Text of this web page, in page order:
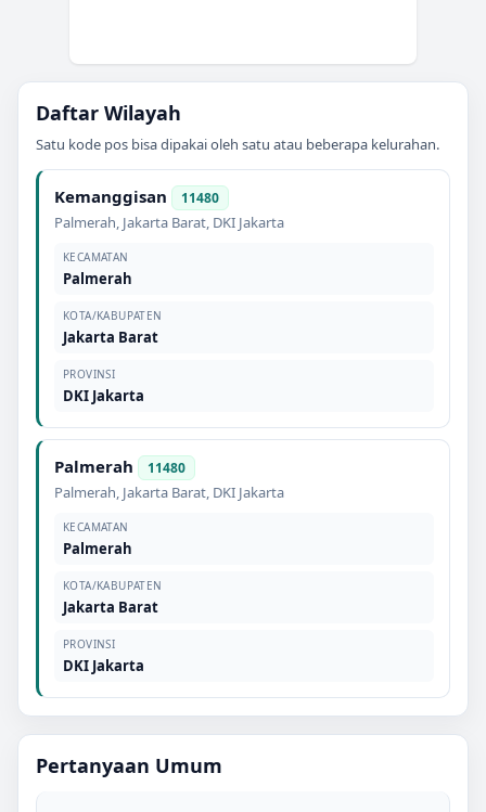
Daftar Wilayah
Satu kode pos bisa dipakai oleh satu atau beberapa kelurahan.
Kemanggisan 11480
Palmerah, Jakarta Barat, DKI Jakarta
KECAMATAN
Palmerah
KOTA/KABUPATEN
Jakarta Barat
PROVINSI
DKI Jakarta
Palmerah 11480
Palmerah, Jakarta Barat, DKI Jakarta
KECAMATAN
Palmerah
KOTA/KABUPATEN
Jakarta Barat
PROVINSI
DKI Jakarta
Pertanyaan Umum